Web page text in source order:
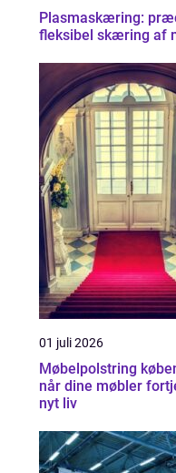
Plasmaskæring:
fleksibel skæring af
01 juli 2026
Møbelpolstring
når dine møbler
nyt liv